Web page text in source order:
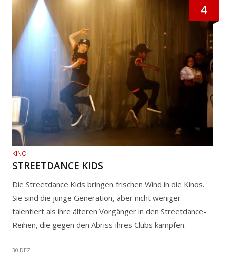
4
KINO
STREETDANCE KIDS
Die Streetdance Kids bringen frischen Wind in die Kinos.
Sie sind die junge Generation, aber nicht weniger
talentiert als ihre älteren Vorgänger in den Streetdance-
Reihen, die gegen den Abriss ihres Clubs kämpfen.
30 DEZ.